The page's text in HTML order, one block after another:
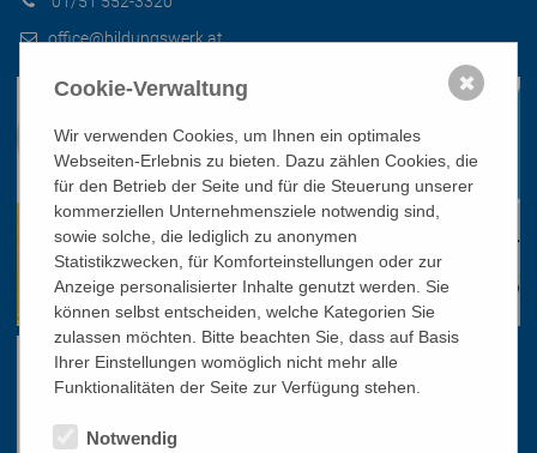
office@bildungswerk.at
Cookie-Verwaltung
Wir verwenden Cookies, um Ihnen ein optimales
Webseiten-Erlebnis zu bieten. Dazu zählen Cookies, die
für den Betrieb der Seite und für die Steuerung unserer
kommerziellen Unternehmensziele notwendig sind,
sowie solche, die lediglich zu anonymen
Statistikzwecken, für Komforteinstellungen oder zur
Anzeige personalisierter Inhalte genutzt werden. Sie
können selbst entscheiden, welche Kategorien Sie
zulassen möchten. Bitte beachten Sie, dass auf Basis
Ihrer Einstellungen womöglich nicht mehr alle
Funktionalitäten der Seite zur Verfügung stehen.
Notwendig
✖